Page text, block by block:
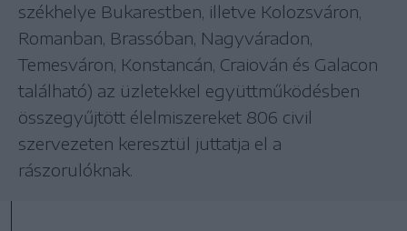
székhelye Bukarestben, illetve Kolozsváron,
Romanban, Brassóban, Nagyváradon,
Temesváron, Konstancán, Craiován és Galacon
található) az üzletekkel együttműködésben
összegyűjtött élelmiszereket 806 civil
szervezeten keresztül juttatja el a
rászorulóknak.